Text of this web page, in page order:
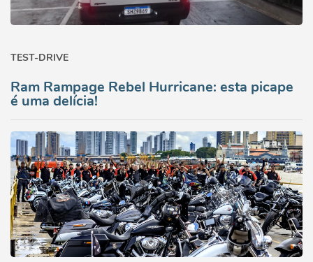
TEST-DRIVE
Ram Rampage Rebel Hurricane: esta picape
é uma delícia!